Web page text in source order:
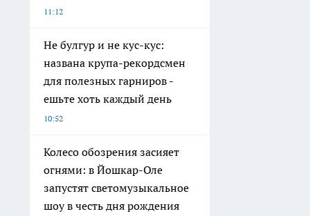
11:12
Не булгур и не кус-кус:
названа крупа-рекордсмен
для полезных гарниров -
ешьте хоть каждый день
10:52
Колесо обозрения засияет
огнями: в Йошкар-Оле
запустят светомузыкальное
шоу в честь дня рождения